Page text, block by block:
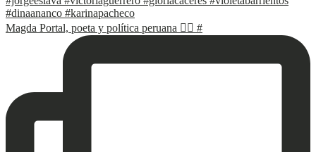
Magda Portal, poeta y política peruana ✍🏽 #